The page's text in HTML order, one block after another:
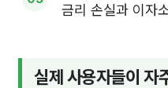
금리 손실과 이자
실제 사용자들이 자